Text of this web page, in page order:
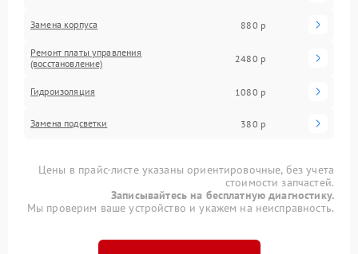
Замена корпуса 880 р
Ремонт платы управления
(восстановление)
2480 р
Гидроизоляция 1080 р
Замена подсветки 380 р
Цены в прайс-листе указаны ориентировочные, без учета
стоимости запчастей.
Записывайтесь на бесплатную диагностику.
Мы проверим ваше устройство и укажем на неисправность.